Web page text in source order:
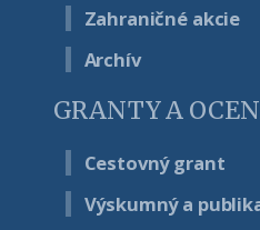
Zahraničné akcie
Archív
GRANTY A
Cestovný grant
Výskumný a